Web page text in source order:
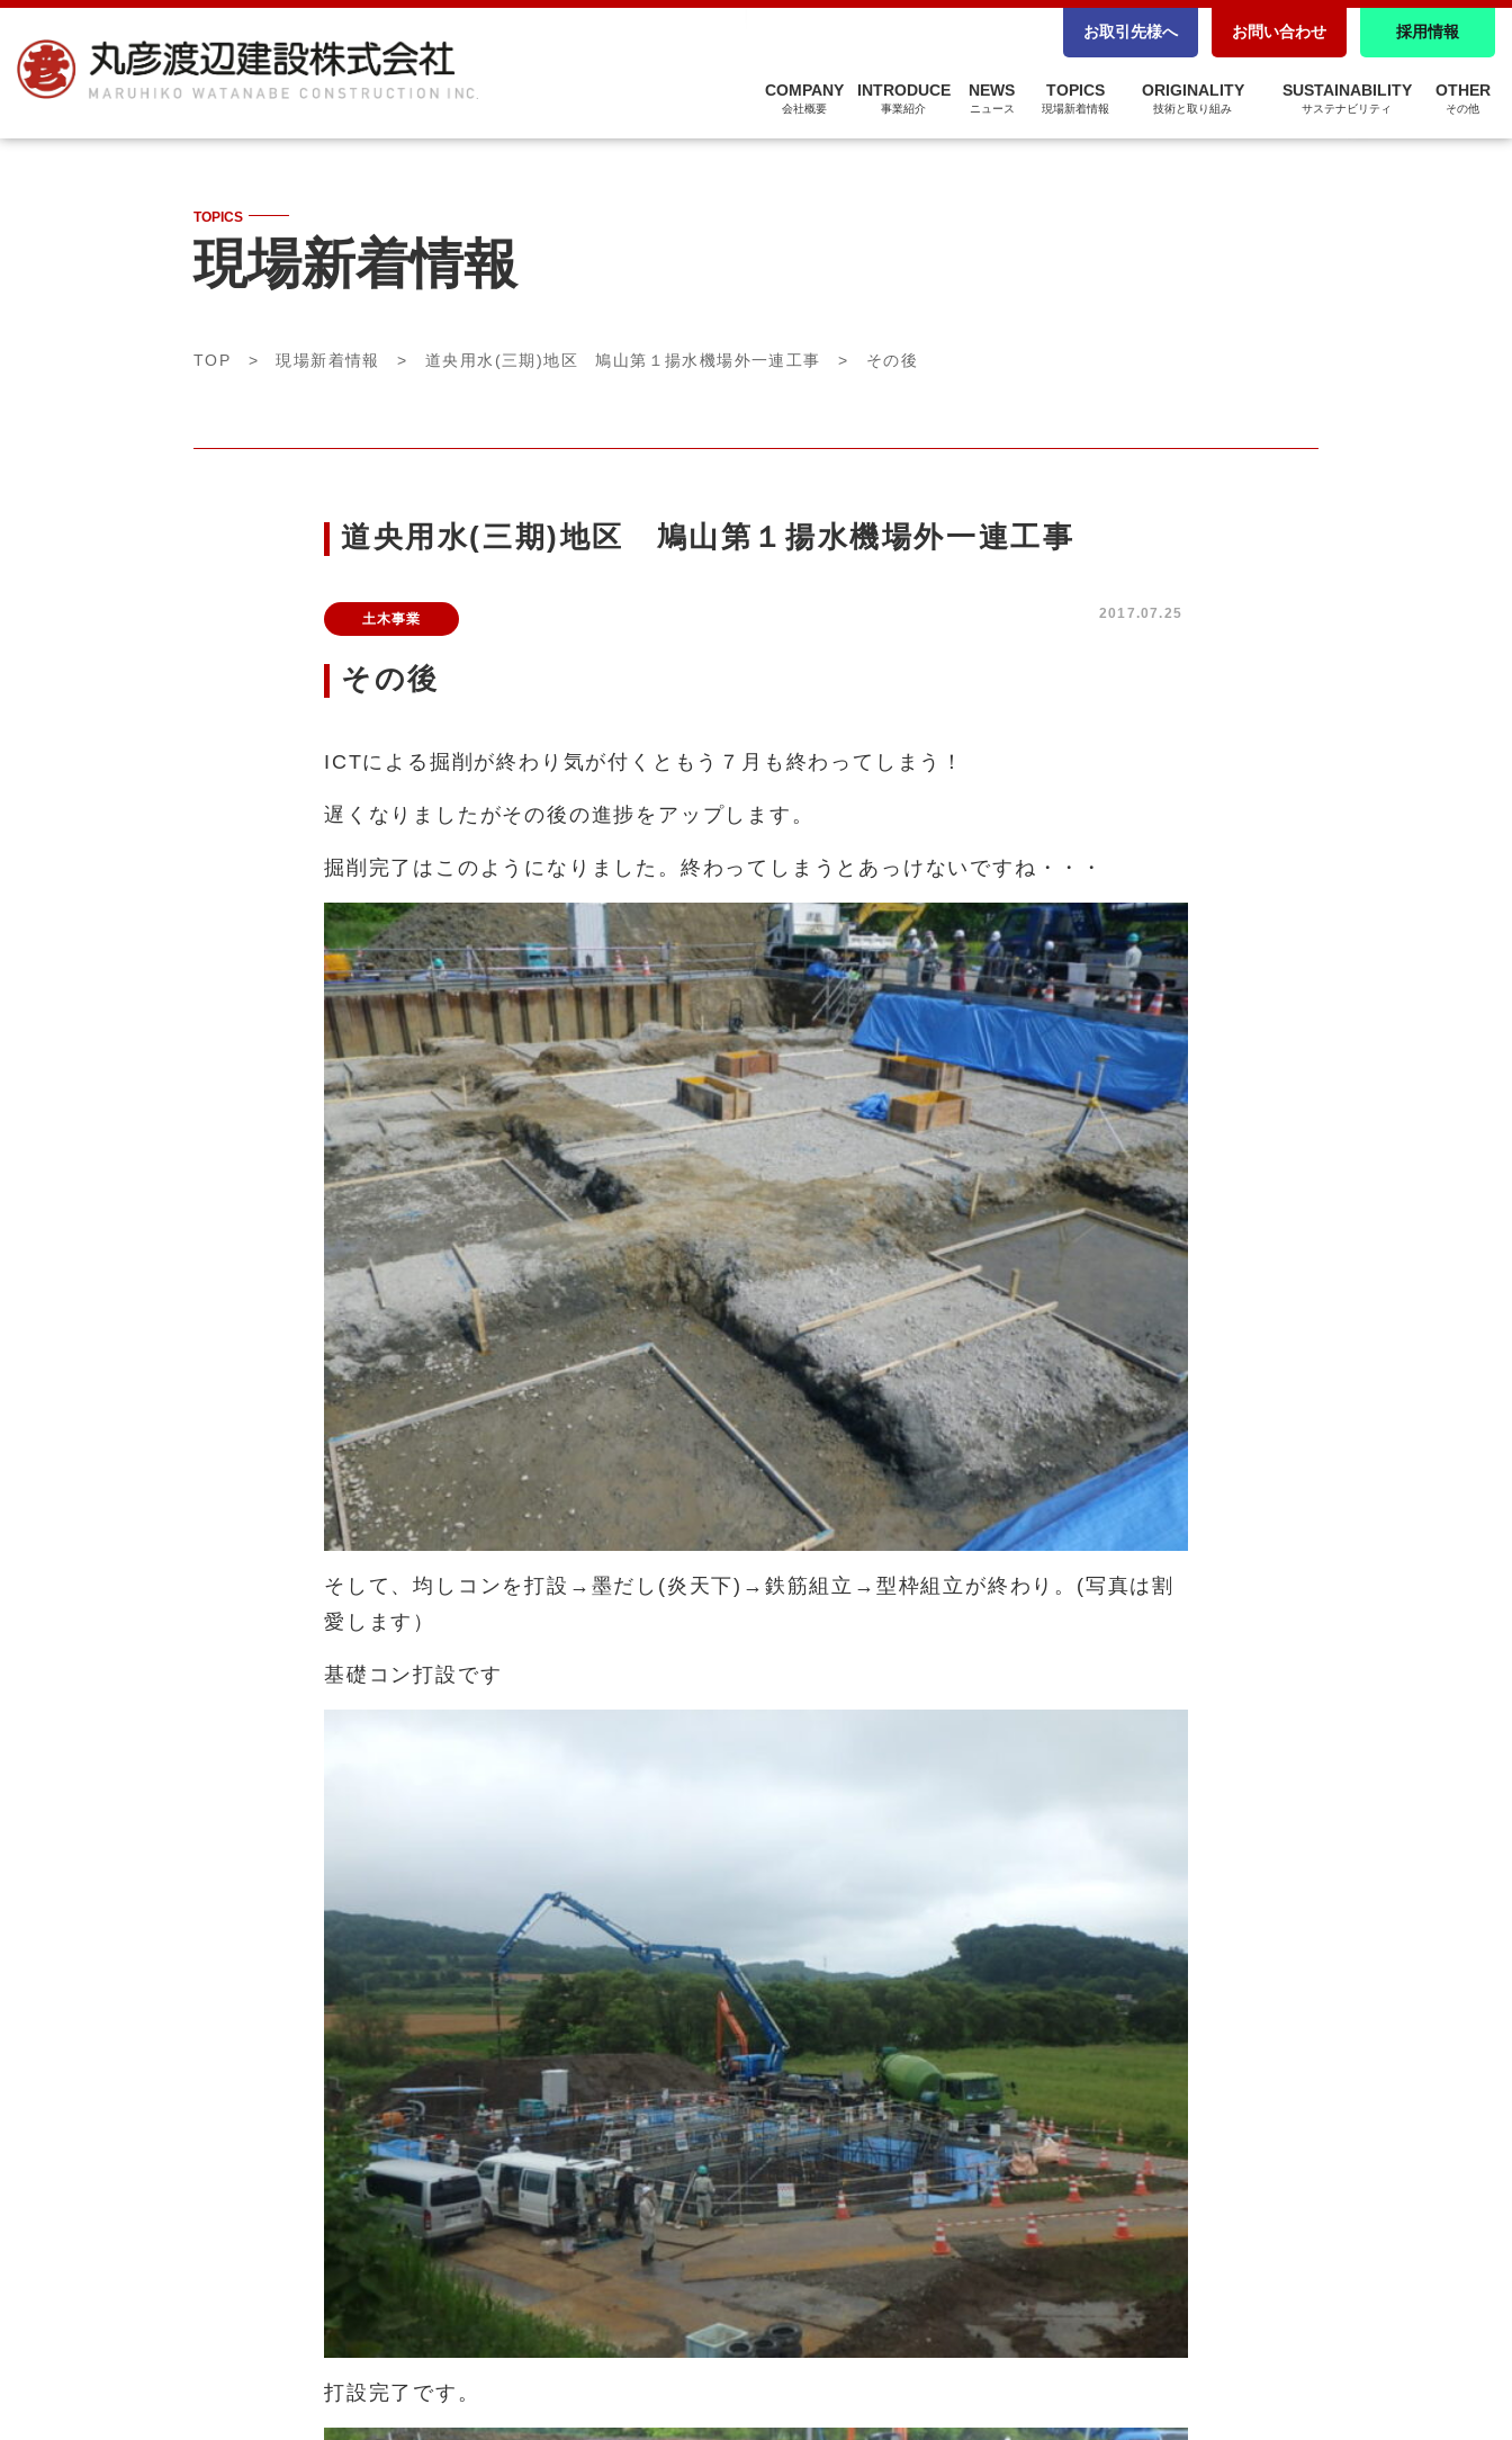
COMPANY
会社概要
INTRODUCE
事業紹介
NEWS
ニュース
TOPICS
現場新着情報
ORIGINALITY
技術と取り組み
SUSTAINABILITY
サステナビリティ
OTHER
その他
パートナーシップ構築宣言
ZEBへの取り組み
お取引先様へ お問い合わせ 採用情報
TOPICS
現場新着情報
TOP >現場新着情報 >道央用水(三期)地区 鳩山第１揚水機場外一連工事 > その後
道央用水(三期)地区 鳩山第１揚水機場外一連工事
土木事業 2017.07.25
その後
ICTによる掘削が終わり気が付くともう７月も終わってしまう！
遅くなりましたがその後の進捗をアップします。
掘削完了はこのようになりました。終わってしまうとあっけないですね・・・
そして、均しコンを打設→墨だし(炎天下)→鉄筋組立→型枠組立が終わり。(写真は割
愛します）
基礎コン打設です
打設完了です。